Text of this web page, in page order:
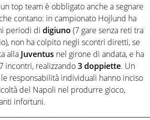
top team è obbligato anche a segnare
contano: in campionato Hojlund ha
periodi di digiuno (7 gare senza reti tra
non ha colpito negli scontri diretti, se
alla Juventus nel girone di andata, e ha
incontri, realizzando3doppiette. Un
responsabilità individuali hanno inciso
del Napoli nel produrre gioco,
infortuni.